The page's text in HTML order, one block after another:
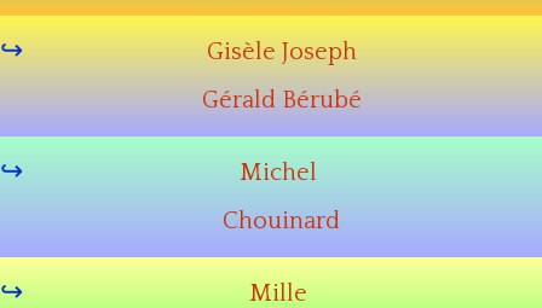
Gisèle Joseph
Gérald Bérubé
Michel
Chouinard
Mille